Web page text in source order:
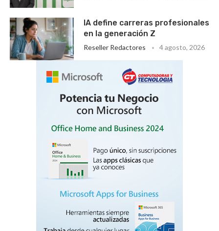
IA define carreras profesionales
en la generación Z
Reseller Redactores 4 agosto, 2026